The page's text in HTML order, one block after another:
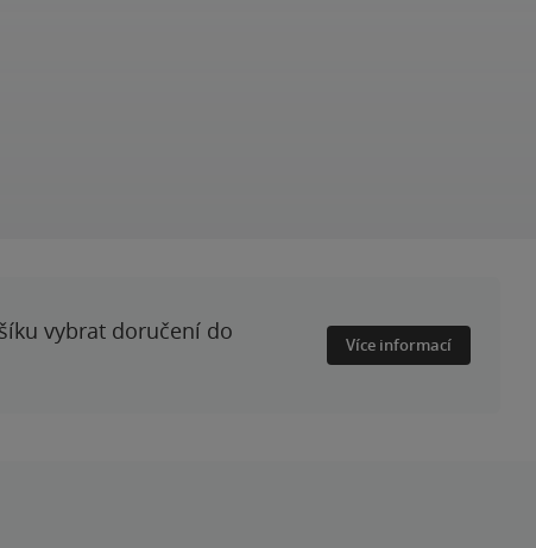
vybrat doručení do
Více informací